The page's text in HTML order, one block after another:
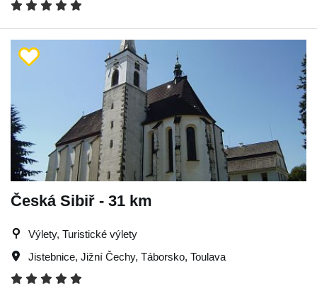
Česká Sibiř - 31 km
Výlety, Turistické výlety
Jistebnice, Jižní Čechy, Táborsko, Toulava